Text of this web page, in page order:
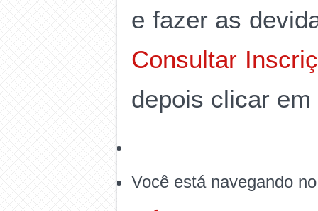
e fazer as
Consultar
depois clicar
Você está navegando